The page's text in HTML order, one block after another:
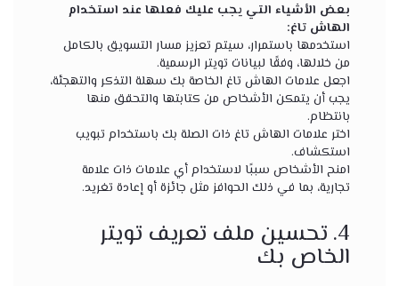
بعض الأشياء التي يجب عليك فعلها عند استخدام
الهاش تاغ:
استخدمها باستمرار، سيتم تعزيز مسار التسويق بالكامل
من خلالها، وفقًا لبيانات تويتر الرسمية.
اجعل علامات الهاش تاغ الخاصة بك سهلة التذكر والتهجئة،
يجب أن يتمكن الأشخاص من كتابتها والتحقق منها
بانتظام.
اختر علامات الهاش تاغ ذات الصلة بك باستخدام تبويب
استكشاف.
امنح الأشخاص سببًا لاستخدام أي علامات ذات علامة
تجارية، بما في ذلك الحوافز مثل جائزة أو إعادة تغريد.
4. تحسين ملف تعريف تويتر
الخاص بك